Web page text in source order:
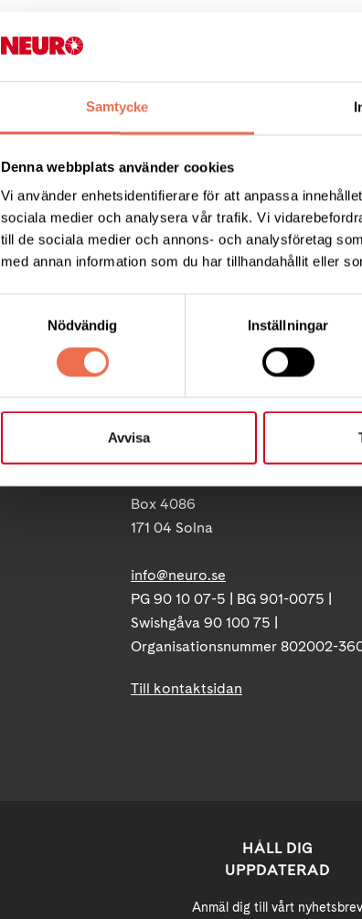
Samtycke
Denna webbplats använder cookies
Vi använder enhetsidentifierare för att anpassa
sociala medier och analysera vår trafik. Vi
till de sociala medier och annons- och analysföretag
med annan information som du har tillhandahållit eller
Nödvändig
Inställningar
Avvisa
Dela denna sida:
Ågatan 12 C, 172 62 Sundbyberg
Telefon:
Box 4086
171 04 Solna
info@neuro.se
PG 90 10 07-5 | BG 901-0075 |
Swishgåva 90 100 75 |
Organisationsnummer 802002-
Till kontaktsidan
HÅLL DIG
UPPDATERAD
Anmäl dig till vårt nyhetsbrev